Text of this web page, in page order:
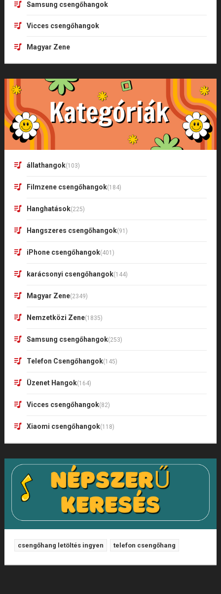
Samsung csengőhangok
Vicces csengőhangok
Magyar Zene
állathangok(103)
Filmzene csengőhangok(184)
Hanghatások(225)
Hangszeres csengőhangok(91)
iPhone csengőhangok(401)
karácsonyi csengőhangok(144)
Magyar Zene(2349)
Nemzetközi Zene(1835)
Samsung csengőhangok(253)
Telefon Csengőhangok(145)
Üzenet Hangok(164)
Vicces csengőhangok(82)
Xiaomi csengőhangok(118)
csengőhang letöltés ingyen telefon csengőhang